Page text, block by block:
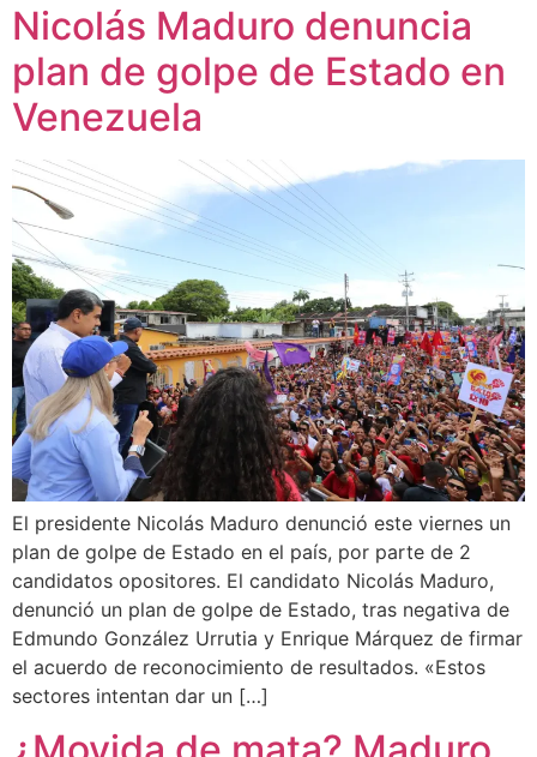
Nicolás Maduro denuncia
plan de golpe de Estado en
Venezuela
El presidente Nicolás Maduro denunció este viernes un
plan de golpe de Estado en el país, por parte de 2
candidatos opositores. El candidato Nicolás Maduro,
denunció un plan de golpe de Estado, tras negativa de
Edmundo González Urrutia y Enrique Márquez de firmar
el acuerdo de reconocimiento de resultados. «Estos
sectores intentan dar un […]